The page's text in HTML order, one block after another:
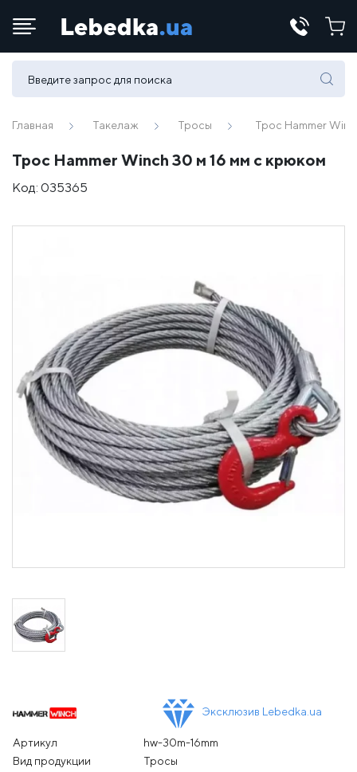
Телефоны:
(067) 430 82-15
Главная Такелаж Тросы Трос Hammer
Трос Hammer Winch 30 м 16 мм с крюком
Код: 035365
Эксклюзив Lebedka.ua
Артикул
hw-30m-16mm
Вид продукции
Тросы